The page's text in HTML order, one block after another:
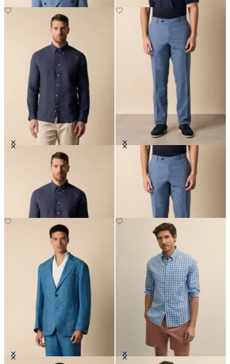
Chemise Slim Fit en Lin avec Col
Pantalon Tropical en Laine Vierge
CHF 152.50